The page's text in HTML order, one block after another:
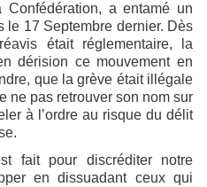
a entamé un
le 17 Septembre dernier. Dès
était réglementaire, la
dérision ce mouvement en
que la grève était illégale
ne pas retrouver son nom sur
à l’ordre au risque du délit
fait pour discréditer notre
en dissuadant ceux qui